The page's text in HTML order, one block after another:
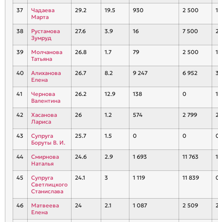
37
Чадаева
Марта
29.2 19.5 930 2 500 1
38
Рустамова
Зумруд
27.6 3.9 16 7 500
39
Молчанова
Татьяна
26.8 1.7 79 2 500 1
40
Алиханова
Елена
26.7 8.2 9 247 6 952
41
Чернова
Валентина
26.2 12.9 138 0 1
42
Хасанова
Лариса
26 1.2 574 2 799
43
Супруга
Боруты В. И.
25.7 1.5 0 0
44
Смирнова
Наталья
24.6 2.9 1 693 11 763 1
45
Супруга
Светлицкого
Станислава
24.1 3 1 119 11 839
46
Матвеева
Елена
24 2.1 1 087 2 509